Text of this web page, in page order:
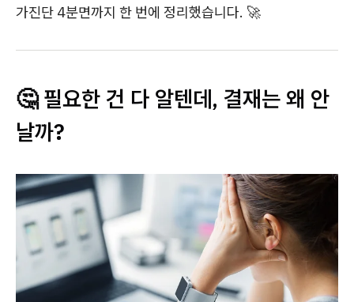
가진단 4분면까지 한 번에 정리했습니다. 🚀
🤔 필요한 건 다 알텐데, 결재는 왜 안
날까?